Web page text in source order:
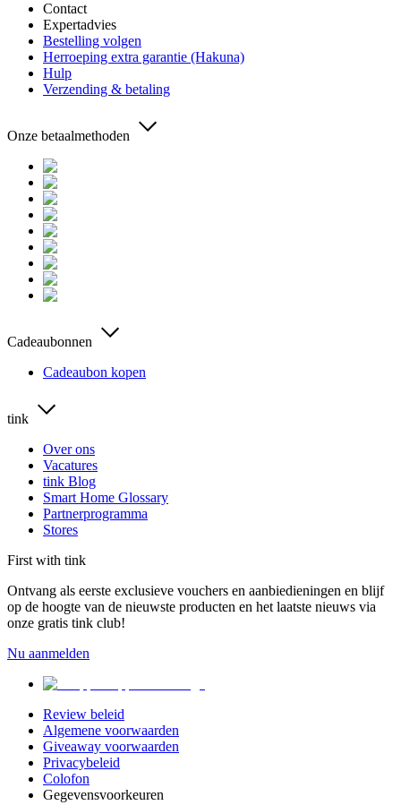
Contact
Expertadvies
Bestelling volgen
Herroeping extra garantie (Hakuna)
Hulp
Verzending & betaling
Onze betaalmethoden
Cadeaubonnen
Cadeaubon kopen
tink
Over ons
Vacatures
tink Blog
Smart Home Glossary
Partnerprogramma
Stores
First with tink
Ontvang als eerste exclusieve vouchers en aanbiedieningen en blijf
op de hoogte van de nieuwste producten en het laatste nieuws via
onze gratis tink club!
Nu aanmelden
Review beleid
Algemene voorwaarden
Giveaway voorwaarden
Privacybeleid
Colofon
Gegevensvoorkeuren